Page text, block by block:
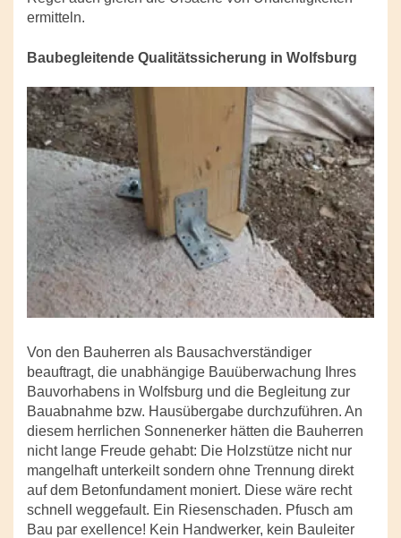
ermitteln.
Baubegleitende Qualitätssicherung in Wolfsburg
Von den Bauherren als Bausachverständiger
beauftragt, die unabhängige Bauüberwachung Ihres
Bauvorhabens in Wolfsburg und die Begleitung zur
Bauabnahme bzw. Hausübergabe durchzuführen. An
diesem herrlichen Sonnenerker hätten die Bauherren
nicht lange Freude gehabt: Die Holzstütze nicht nur
mangelhaft unterkeilt sondern ohne Trennung direkt
auf dem Betonfundament moniert. Diese wäre recht
schnell weggefault. Ein Riesenschaden. Pfusch am
Bau par exellence! Kein Handwerker, kein Bauleiter